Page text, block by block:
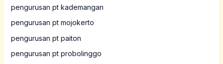
pengurusan pt kademangan
pengurusan pt mojokerto
pengurusan pt paiton
pengurusan pt probolinggo